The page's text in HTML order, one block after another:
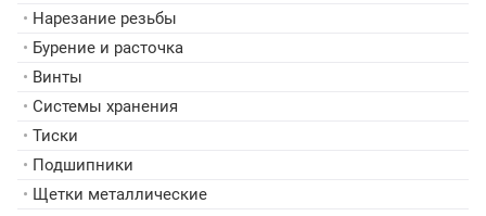
• Нарезание резьбы
• Бурение и расточка
• Винты
• Системы хранения
• Тиски
• Подшипники
• Щетки металлические